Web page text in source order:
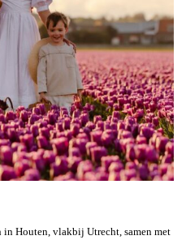
Houten, vlakbij Utrecht, samen met